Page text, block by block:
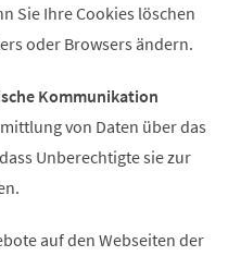
Sie Ihre Cookies löschen
oder Browsers ändern.
Kommunikation
von Daten über das
Unberechtigte sie zur
auf den Webseiten der